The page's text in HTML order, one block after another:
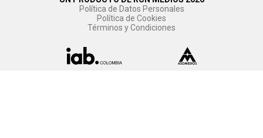
Política de Datos Personales
Política de Cookies
Términos y Condiciones